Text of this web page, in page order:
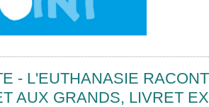
- L'EUTHANASIE
AUX GRANDS, LIVRET